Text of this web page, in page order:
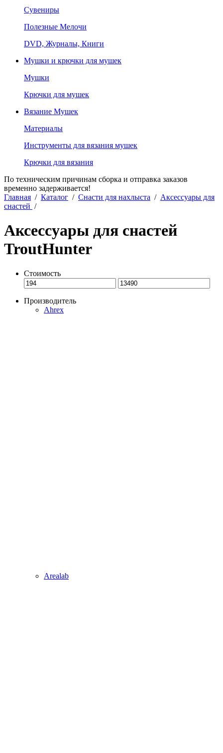
Сувениры
Полезные Мелочи
DVD, Журналы, Книги
Мушки и крючки для мушек
Мушки
Крючки для мушек
Вязание Мушек
Материалы
Инструменты для вязания мушек
Крючки для вязания
По техническим причинам сборка и отправка заказов
временно задерживается!
Главная / Каталог / Снасти для нахлыста / Аксессуары для
снастей /
Аксессуары для снастей
TroutHunter
Стоимость
Производитель
Ahrex
Arealab